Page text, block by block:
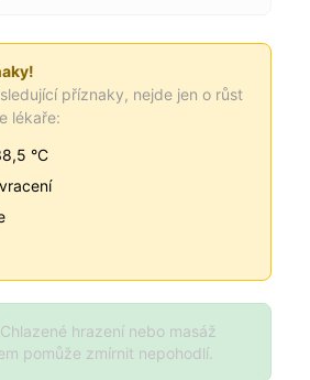
příznaky, nejde jen o růst
lékaře:
°C
Chlazené hrazení nebo masáž
pomůže zmírnit nepohodlí.